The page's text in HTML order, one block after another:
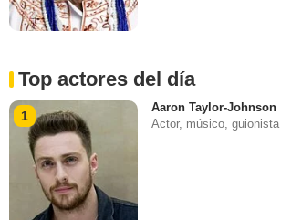
Top actores del día
1
Aaron Taylor-Johnson
Actor, músico, guionista